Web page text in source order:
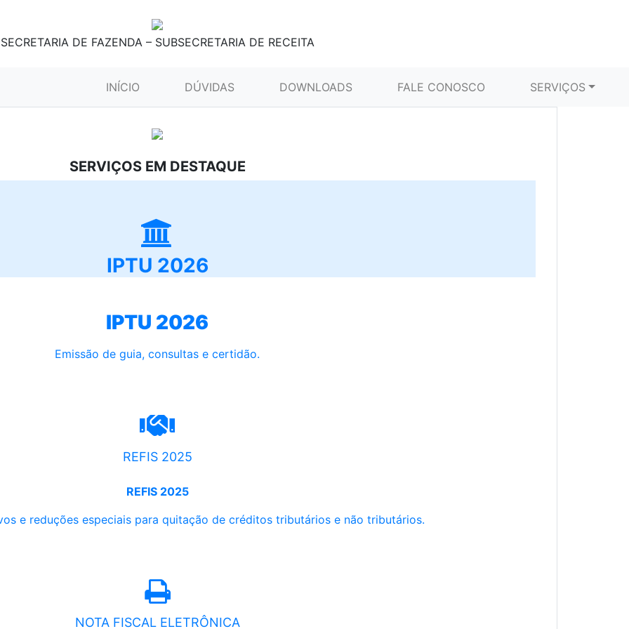
SECRETARIA DE FAZENDA – SUBSECRETARIA DE RECEITA
INÍCIO (CURRENT)DÚVIDAS DOWNLOADS FALE CONOSCO SERVIÇOS
SERVIÇOS EM DESTAQUE
IPTU 2026
IPTU 2026
Emissão de guia, consultas e certidão.
REFIS 2025
REFIS 2025
e reduções especiais para quitação de créditos tributários e não tributários.
NOTA FISCAL ELETRÔNICA